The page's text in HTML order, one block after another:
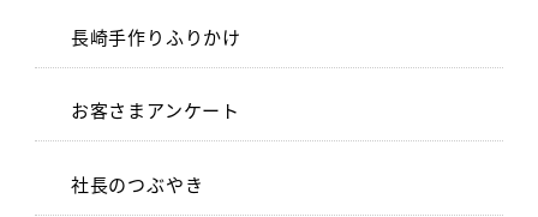
長崎手作りふりかけ
お客さまアンケート
社長のつぶやき